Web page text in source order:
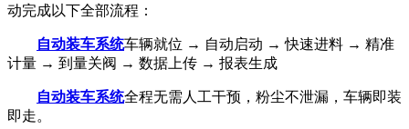
动完成以下全部流程：
自动装车系统车辆就位 → 自动启动 → 快速进料 → 精准
计量 → 到量关阀 → 数据上传 → 报表生成
自动装车系统全程无需人工干预，粉尘不泄漏，车辆即装
即走。